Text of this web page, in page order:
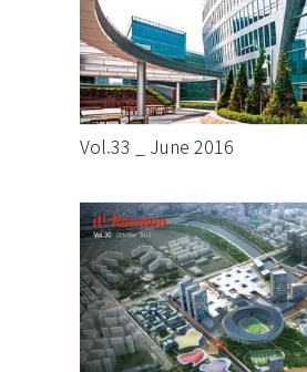
Vol.33 _ June 2016